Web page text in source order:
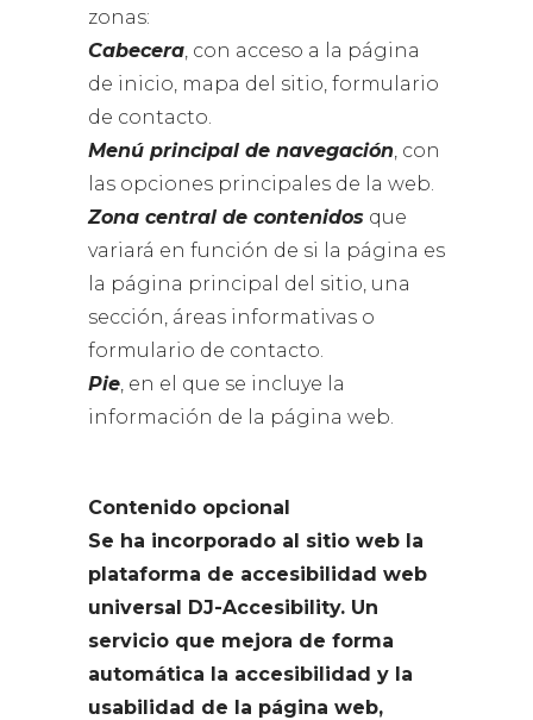
zonas:
Cabecera, con acceso a la página
de inicio, mapa del sitio, formulario
de contacto.
Menú principal de navegación, con
las opciones principales de la web.
Zona central de contenidos que
variará en función de si la página es
la página principal del sitio, una
sección, áreas informativas o
formulario de contacto.
Pie, en el que se incluye la
información de la página web.
Contenido opcional
Se ha incorporado al sitio web la
plataforma de accesibilidad web
universal DJ-Accesibility. Un
servicio que mejora de forma
automática la accesibilidad y la
usabilidad de la página web,